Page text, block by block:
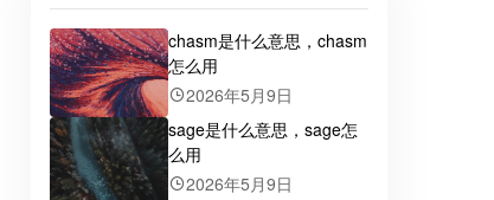
chasm是什么意思，chasm
怎么用
2026年5月9日
sage是什么意思，sage怎
么用
2026年5月9日